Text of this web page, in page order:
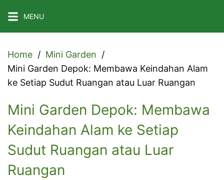
to
MENU
Home
Mini Garden
Mini Garden Depok: Membawa Keindahan Alam
ke Setiap Sudut Ruangan atau Luar Ruangan
Mini Garden Depok: Membawa
Keindahan Alam ke Setiap
Sudut Ruangan atau Luar
Ruangan